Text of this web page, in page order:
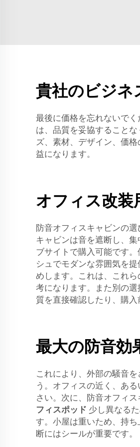
貴社のビジネ
最後に価格を忘れないで
は、品質を妥協すること
ズ、素材、デザイン、価
益になります。
オフィス改装
防音オフィスキャビンの
キャビンは音を遮断し、
ブサイトで購入可能です
シュでモダンな雰囲気を提
めします。これは、これ
考になります。また別の
質を直接確認したり、購入
最大の防音効
これにより、外部の騒音
う。オフィスの近く、あ
さい。次に、防音オフィ
フィスポッド 少し異なる
す。小屋は重いため、持
断にはシールが重要です。